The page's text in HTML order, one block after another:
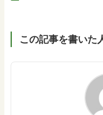
この記事を書いた